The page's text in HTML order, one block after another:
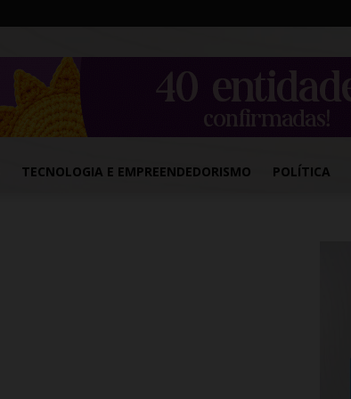
TECNOLOGIA E EMPREENDEDORISMO POLÍTICA